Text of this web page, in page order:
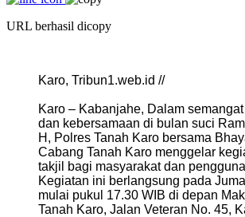
URL berhasil dicopy
Karo, Tribun1.web.id //
Karo – Kabanjahe, Dalam
dan kebersamaan di bulan suci
H, Polres Tanah Karo bersama
Cabang Tanah Karo menggelar
takjil bagi masyarakat dan
Kegiatan ini berlangsung pada
mulai pukul 17.30 WIB di depan
Tanah Karo, Jalan Veteran No. 45,